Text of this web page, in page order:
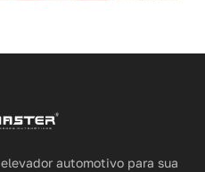
automotivo para sua